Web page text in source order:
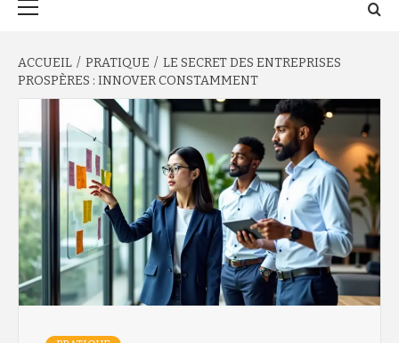
ACCUEIL PRATIQUE
LE SECRET DES ENTREPRISES
PROSPÈRES : INNOVER CONSTAMMENT